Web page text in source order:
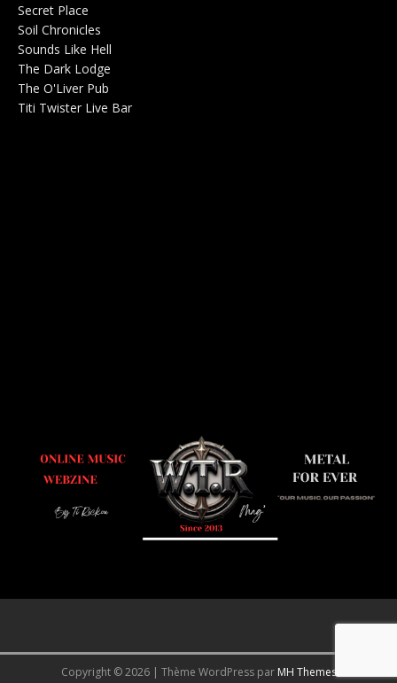
Secret Place
Soil Chronicles
Sounds Like Hell
The Dark Lodge
The O'Liver Pub
Titi Twister Live Bar
Copyright © 2026 | Thème WordPress par MH Themes